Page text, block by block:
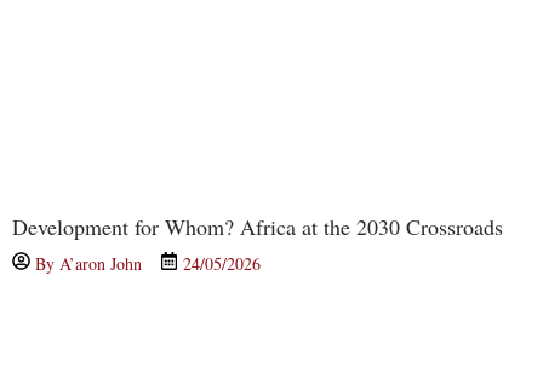
Development for Whom? Africa at the 2030 Crossroads
By A’aron John 24/05/2026